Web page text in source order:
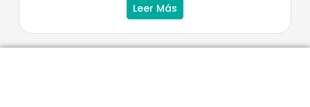
Leer Más